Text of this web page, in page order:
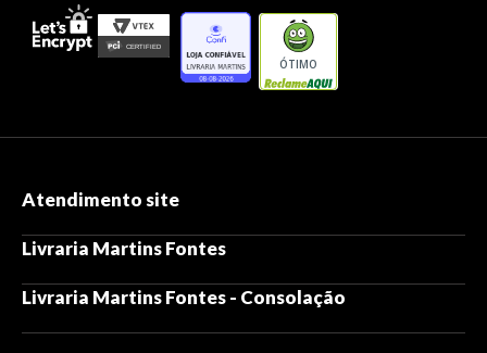
ÓTIMO
Atendimento site
Livraria Martins Fontes
Livraria Martins Fontes - Consolação